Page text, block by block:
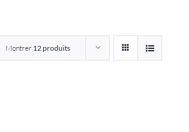
Montrer 12 produits